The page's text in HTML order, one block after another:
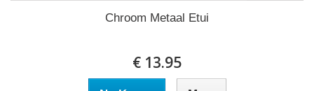
Chroom Metaal Etui
€ 13.95